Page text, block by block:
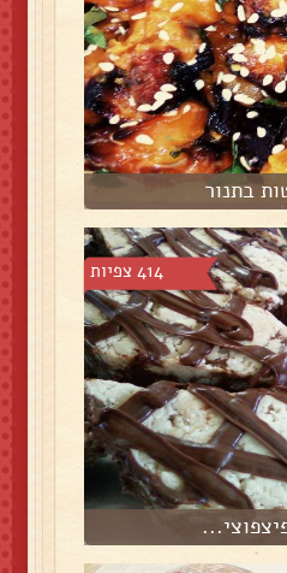
בתנור
414 צפיות